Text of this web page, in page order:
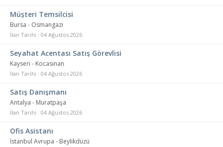
Müşteri Temsilcisi
Bursa - Osmangazi
İlan Tarihi : 04 Ağustos 2026
Seyahat Acentası Satış Görevlisi
Kayseri - Kocasinan
İlan Tarihi : 04 Ağustos 2026
Satış Danışmanı
Antalya - Muratpaşa
İlan Tarihi : 04 Ağustos 2026
Ofis Asistanı
İstanbul Avrupa - Beylikdüzü